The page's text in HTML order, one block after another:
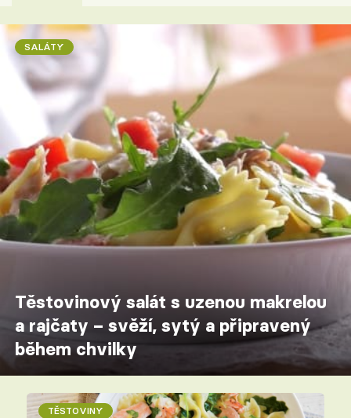
SALÁTY
Těstovinový salát s uzenou makrelou
a rajčaty – svěží, sytý a připravený
během chvilky
TĚSTOVINY